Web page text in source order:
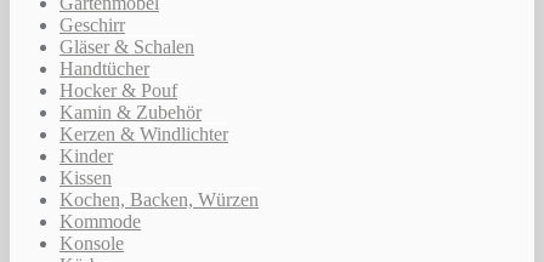
Geschirr
Gläser & Schalen
Handtücher
Hocker & Pouf
Kamin & Zubehör
Kerzen & Windlichter
Kinder
Kissen
Kochen, Backen, Würzen
Kommode
Konsole